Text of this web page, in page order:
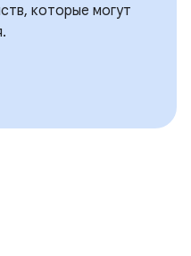
которые могут